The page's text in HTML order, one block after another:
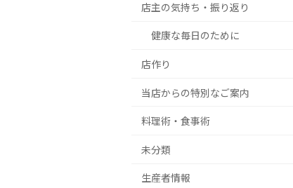
店主の気持ち・振り返り
健康な毎日のために
店作り
当店からの特別なご案内
料理術・食事術
未分類
生産者情報